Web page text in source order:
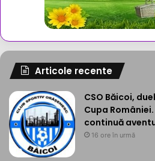
Articole recente
CSO Băicoi,
Cupa
continuă
16 ore în urmă